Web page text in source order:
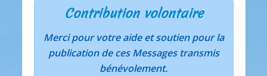
Contribution volontaire
Merci pour votre aide et soutien pour la
publication de ces Messages transmis
bénévolement.